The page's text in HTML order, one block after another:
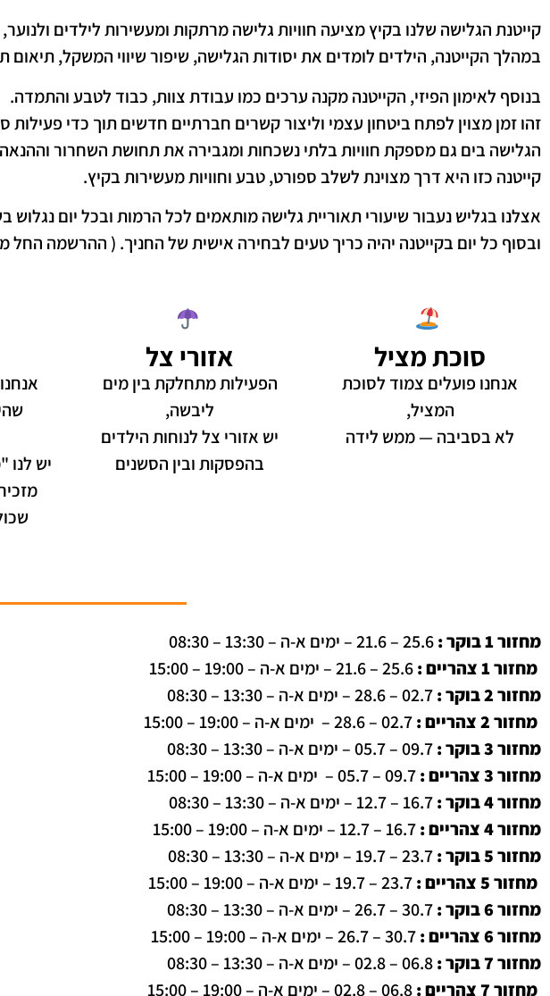
קייטנת הגלישה שלנו בקיץ מציעה חוויות גלישה מרתקות ומעשירות לילדים
במהלך הקייטנה, הילדים לומדים את יסודות הגלישה, שיפור שיווי המשקל, תיאום
בנוסף לאימון הפיזי, הקייטנה מקנה ערכים כמו עבודת צוות, כבוד לטבע והתמדה.
זהו זמן מצוין לפתח ביטחון עצמי וליצור קשרים חברתיים חדשים תוך כדי פעילות
הגלישה בים גם מספקת חוויות בלתי נשכחות ומגבירה את תחושת השחרור
קייטנה כזו היא דרך מצוינת לשלב ספורט, טבע וחוויות מעשירות בקיץ.
אצלנו בגליש נעבור שיעורי תאוריית גלישה מותאמים לכל הרמות ובכל יום נגלוש בשתי כניסות של כ75 דקות במים, וביחס
ובסוף כל יום בקייטנה יהיה כריך טעים לבחירה אישית של החניך. ( ההרשמה החל
סוכת מציל
אנחנו פועלים צמוד לסוכת
המציל,
לא בסביבה — ממש לידה
אזורי צל
הפעילות מתחלקת בין מים
ליבשה,
יש אזורי צל לנוחות הילדים
בהפסקות ובין הסשנים
יש
מחזור 1 בוקר :
מחזור 1 צהריים :
מחזור 2 בוקר :
מחזור 2 צהריים :
מחזור 3 בוקר :
מחזור 3 צהריים :
מחזור 4 בוקר :
מחזור 4 צהריים :
מחזור 5 בוקר :
מחזור 5 צהריים :
מחזור 6 בוקר :
מחזור 6 צהריים :
מחזור 7 בוקר :
מחזור 7 צהריים :